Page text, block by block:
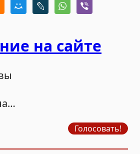
на сайте
Голосовать!